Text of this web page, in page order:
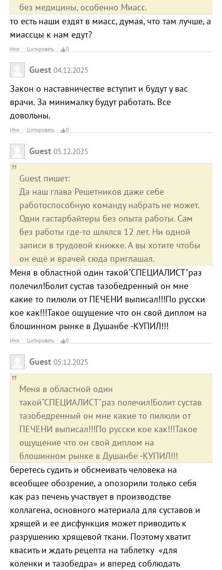
без медицины, особенно Миасс.
то есть наши ездят в миасс, думая, что там лучше, а
миассцы к нам едут?
Имя Цитировать 0
Guest 04.12.2025
Закон о наставничестве вступит и будут у вас
врачи. За минималку будут работать. Все
довольны.
Имя Цитировать 0
Guest 05.12.2025
Guest пишет:
Да наш глава Решетников даже себе
работоспособную команду набрать не может.
Одни гастарбайтеры без опыта работы. Сам
без работы где-то шлялся 12 лет. Ни одной
записи в трудовой книжке. А вы хотите чтобы
он ещё и врачей сюда приглашал.
Меня в областной один такой"СПЕЦИАЛИСТ"раз
полечил!Болит сустав тазобедренный он мне
какие то пилюли от ПЕЧЕНИ выписал!!!По русски
кое как!!!Такое ощущение что он свой диплом на
блошинном рынке в Душанбе -КУПИЛ!!!
Имя Цитировать 0
Guest 05.12.2025
Меня в областной один
такой"СПЕЦИАЛИСТ"раз полечил!Болит сустав
тазобедренный он мне какие то пилюли от
ПЕЧЕНИ выписал!!!По русски кое как!!!Такое
ощущение что он свой диплом на
блошинном рынке в Душанбе -КУПИЛ!!!
беретесь судить и обсмеивать человека на
всеобщее обозрение, а опозорили только себя
как раз печень участвует в производстве
коллагена, основного материала для суставов и
хрящей и ее дисфункция может приводить к
разрушению хрящевой ткани. Поэтому хватит
квасить и ждать рецепта на таблетку «для
коленки и тазобедра» и вперед соблюдать